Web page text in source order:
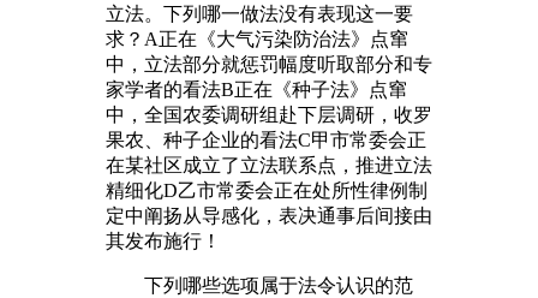
立法。下列哪一做法没有表现这一要
求？A正在《大气污染防治法》点窜
中，立法部分就惩罚幅度听取部分和专
家学者的看法B正在《种子法》点窜
中，全国农委调研组赴下层调研，收罗
果农、种子企业的看法C甲市常委会正
在某社区成立了立法联系点，推进立法
精细化D乙市常委会正在处所性律例制
定中阐扬从导感化，表决通事后间接由
其发布施行！
下列哪些选项属于法令认识的范